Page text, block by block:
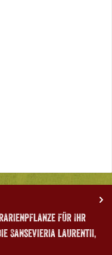
für Ihr
Sansevieria laurentii,